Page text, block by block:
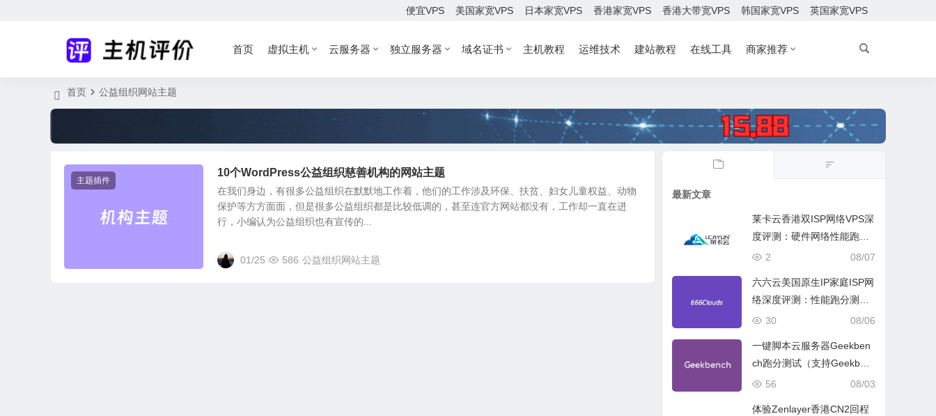
便宜VPS 美国家宽VPS 日本家宽VPS 香港家宽VPS 香港大带宽VPS 韩国家宽VPS 英国家宽VPS
首页 虚拟主机 云服务器 独立服务器 域名证书 主机教程 运维技术 建站教程 在线工具 商家推荐
首页 公益组织网站主题
主题插件
10个WordPress公益组织慈善机构的网站主题
在我们身边，有很多公益组织在默默地工作着，他们的工作涉及环保、扶贫、妇女儿童权益、动物
保护等方方面面，但是很多公益组织都是比较低调的，甚至连官方网站都没有，工作却一直在进
行，小编认为公益组织也有宣传的...
01/25 586 公益组织网站主题
最新文章
莱卡云香港双ISP网络VPS深
度评测：硬件网络性能跑
分、流媒体兼容测试和选择
08/07
2
六六云美国原生IP家庭ISP网
络深度评测：性能跑分测
试、网络线路与购买建议08/06
30
一键脚本云服务器Geekben
ch跑分测试（支持Geekben
ch 5 Geekbench 6 Geekbe
08/03
56
体验Zenlayer香港CN2回程